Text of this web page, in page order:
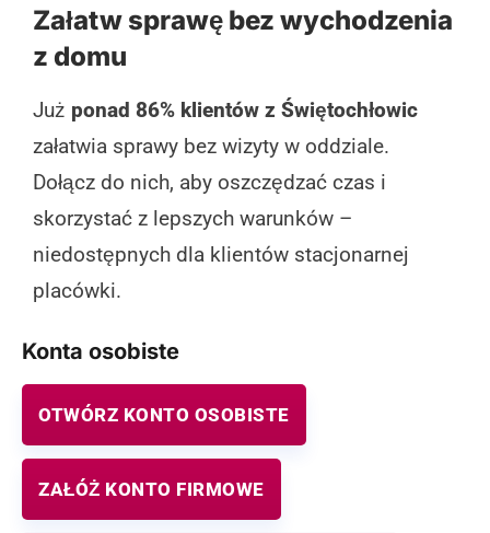
Załatw sprawę bez wychodzenia
z domu
Już ponad 86% klientów z Świętochłowic
załatwia sprawy bez wizyty w oddziale.
Dołącz do nich, aby oszczędzać czas i
skorzystać z lepszych warunków –
niedostępnych dla klientów stacjonarnej
placówki.
Konta osobiste
OTWÓRZ KONTO OSOBISTE
ZAŁÓŻ KONTO FIRMOWE